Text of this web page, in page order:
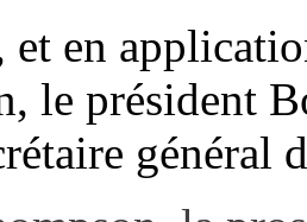
et en
le président
général